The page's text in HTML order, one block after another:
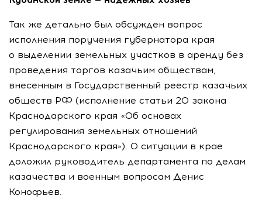
Так же детально был обсужден вопрос
исполнения поручения губернатора края
о выделении земельных участков в аренду без
проведения торгов казачьим обществам,
внесенным в Государственный реестр казачьих
обществ РФ (исполнение статьи 20 закона
Краснодарского края «Об основах
регулирования земельных отношений
Краснодарского края»). О ситуации в крае
доложил руководитель департамента по делам
казачества и военным вопросам Денис
Конофьев.